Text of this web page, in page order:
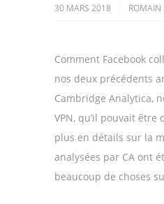
30 MARS 2018 ROMAIN
Comment Facebook
nos deux précédents
Cambridge Analytica,
VPN, qu’il pouvait
plus en détails sur la
analysées par CA ont
beaucoup de choses